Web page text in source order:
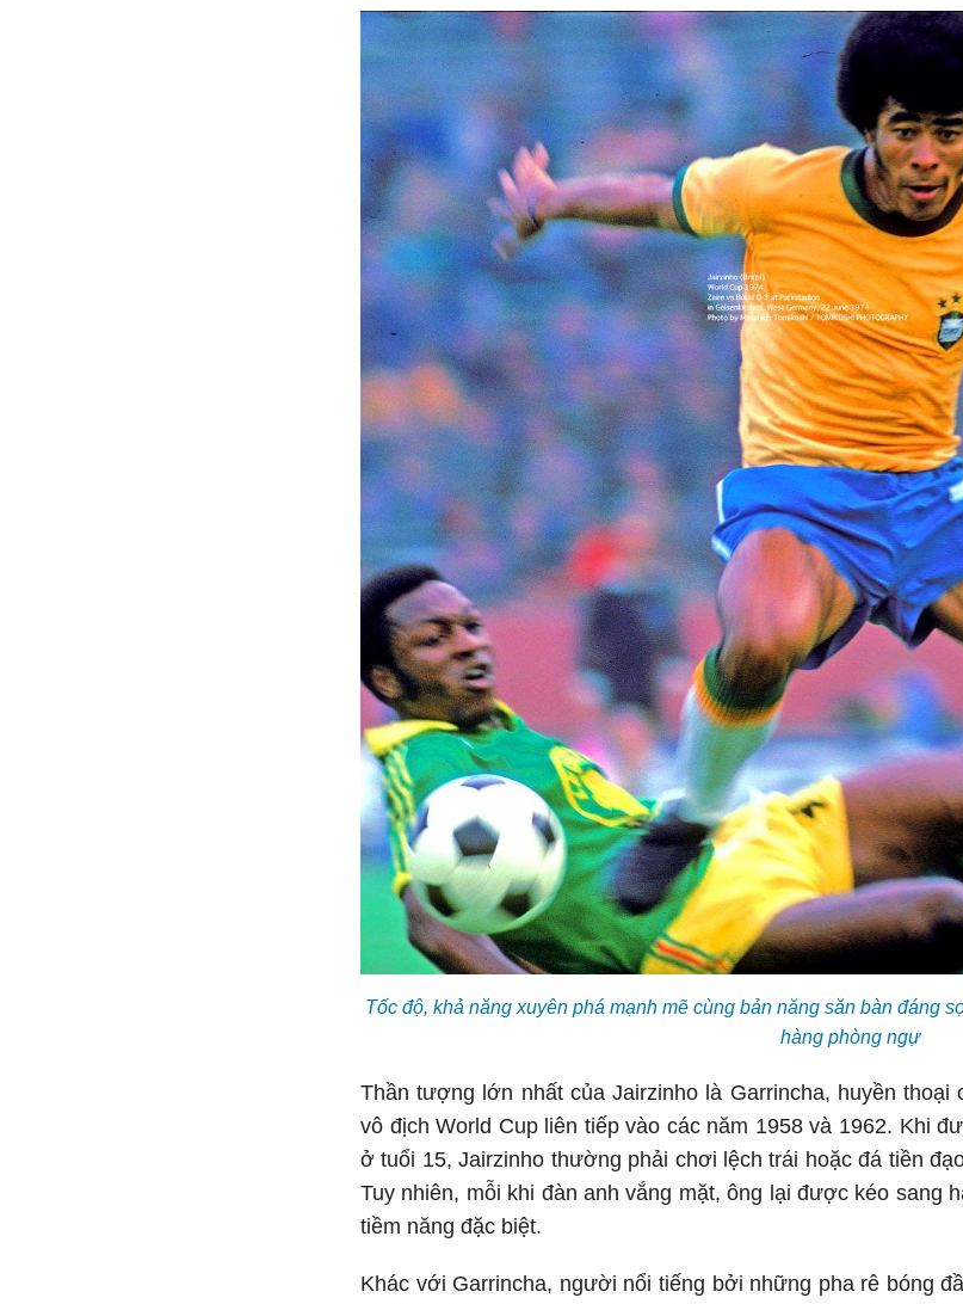
Tốc độ, khả năng xuyên phá mạnh mẽ cùng bản năng săn bàn đáng
hàng phòng ngự
Thần tượng lớn nhất của Jairzinho là Garrincha, huyền
vô địch World Cup liên tiếp vào các năm 1958 và 1962. Khi
ở tuổi 15, Jairzinho thường phải chơi lệch trái hoặc đá tiền
Tuy nhiên, mỗi khi đàn anh vắng mặt, ông lại được kéo sang
tiềm năng đặc biệt.
Khác với Garrincha, người nổi tiếng bởi những pha rê bóng